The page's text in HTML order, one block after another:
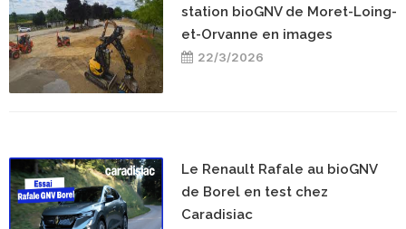
station bioGNV de Moret-Loing-
et-Orvanne en images
22/3/2026
Le Renault Rafale au bioGNV
de Borel en test chez
Caradisiac